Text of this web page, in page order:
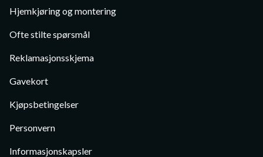
Hjemkjøring og montering
Ofte stilte spørsmål
Reklamasjonsskjema
Gavekort
Kjøpsbetingelser
Personvern
Informasjonskapsler